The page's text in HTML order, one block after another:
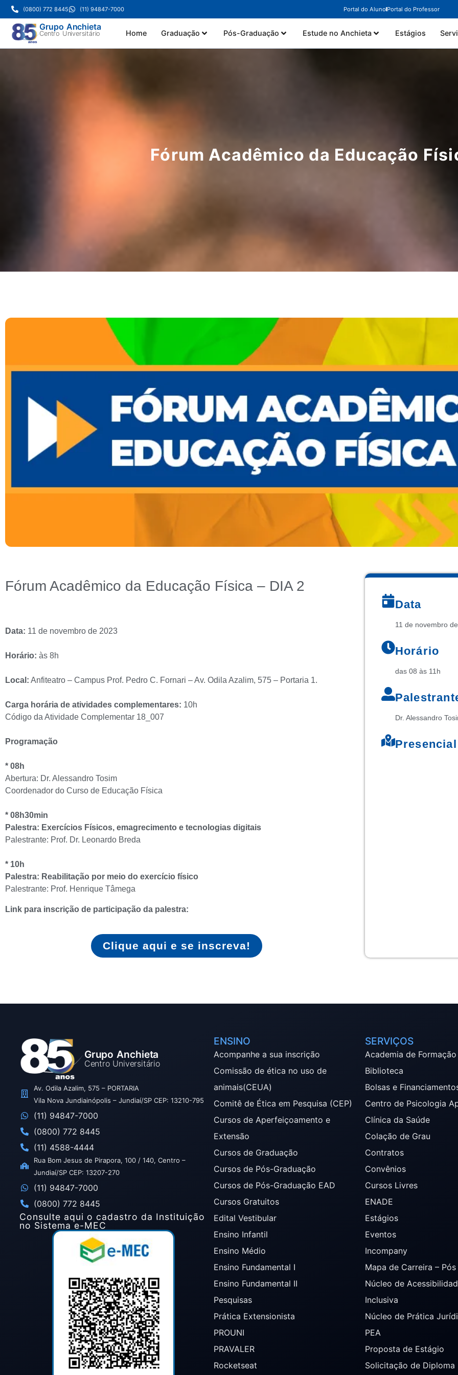
(0800) 772 8445 (11) 94847-7000 Portal do Aluno Portal do Professor
Grupo Anchieta
Centro Universitário Home Graduação Pós-Graduação Estude no Anchieta Estágios
Fórum Acadêmico da Educação
Fórum Acadêmico da Educação Física – DIA 2
Data: 11 de novembro de 2023
Horário: às 8h
Local: Anfiteatro – Campus Prof. Pedro C. Fornari – Av. Odila Azalim, 575 – Portaria 1.
Carga horária de atividades complementares: 10h
Código da Atividade Complementar 18_007
Programação
* 08h
Abertura: Dr. Alessandro Tosim
Coordenador do Curso de Educação Física
* 08h30min
Palestra: Exercícios Físicos, emagrecimento e tecnologias digitais
Palestrante: Prof. Dr. Leonardo Breda
* 10h
Palestra: Reabilitação por meio do exercício físico
Palestrante: Prof. Henrique Tâmega
Link para inscrição de participação da palestra:
Clique aqui e se inscreva!
Data
11 de novembro
Horário
das 08 às 11h
Dr. Alessandro
Presencial
Grupo Anchieta
Centro Universitário
Av. Odila Azalim, 575 – PORTARIA
Vila Nova Jundiainópolis – Jundiaí/SP CEP: 13210-795
(11) 94847-7000
(0800) 772 8445
(11) 4588-4444
Rua Bom Jesus de Pirapora, 100 / 140, Centro –
Jundiaí/SP CEP: 13207-270
(11) 94847-7000
(0800) 772 8445
Consulte aqui o cadastro da Instituição
no Sistema e-MEC
ENSINO
Acompanhe a sua inscrição
Comissão de ética no uso de
animais(CEUA)
Comitê de Ética em Pesquisa (CEP)
Cursos de Aperfeiçoamento e
Extensão
Cursos de Graduação
Cursos de Pós-Graduação
Cursos de Pós-Graduação EAD
Cursos Gratuitos
Edital Vestibular
Ensino Infantil
Ensino Médio
Ensino Fundamental I
Ensino Fundamental II
Pesquisas
Prática Extensionista
PROUNI
PRAVALER
Rocketseat
SERVIÇOS
Academia de
Biblioteca
Bolsas e
Centro de Psicologia
Clínica da Saúde
Colação de Grau
Contratos
Convênios
Cursos Livres
ENADE
Estágios
Eventos
Incompany
Mapa de Carreira –
Núcleo de
Inclusiva
Núcleo de Prática
PEA
Proposta de Estágio
Solicitação de Diploma